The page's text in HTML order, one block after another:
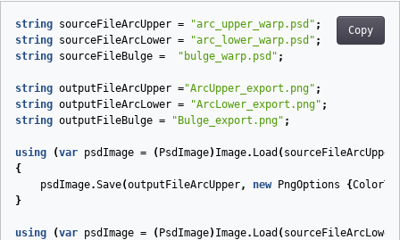
Copy
string sourceFileArcUpper = "arc_upper_warp.psd" ;
string sourceFileArcLower = "arc_lower_warp.psd" ;
string sourceFileBulge = "bulge_warp.psd" ;
string outputFileArcUpper ="ArcUpper_export.png" ;
string outputFileArcLower = "ArcLower_export.png" ;
string outputFileBulge = "Bulge_export.png" ;
using (var psdImage = ( PsdImage) Image. Load ( sourceFileArcUpper
{
psdImage.Save(outputFileArcUpper, new PngOptions {
}
using (var psdImage = ( PsdImage) Image. Load ( sourceFileArcLower